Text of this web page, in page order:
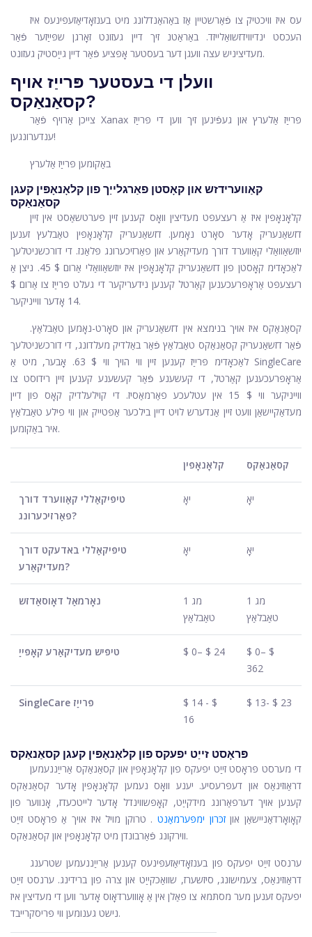
עס איז וויכטיק צו פֿאַרשטיין אַז באַהאַנדלונג מיט בענזאָדיאַזעפּינעס איז
העכסט ינדיווידזשואַלייזד. באַראַטנ זיך דיין געזונט זאָרגן שפּייַזער פֿאַר
מעדיציניש עצה וועגן דער בעסטער אָפּציע פֿאַר דיין גייַסטיק געזונט.
וועלן די בעסטער פּרייַז אויף
קסאַנאַקס?
צייכן אַרויף פֿאַר Xanax פּרייַז אַלערץ און געפֿינען זיך ווען די פּרייַז
ענדערונגען!
באַקומען פּרייַז אַלערץ
קאַווערידזש און קאָסטן פאַרגלייַך פון קלאָנאָפּין קעגן
קסאַנאַקס
קלאָנאָפּין איז אַ רעצעפּט מעדיצין וואָס קענען זיין פּערטשאַסט אין זיין
דזשאַנעריק אָדער סאָרט נאָמען. דזשאַנעריק קלאָנאָפּין טאַבלעץ זענען
יוזשאַוואַלי קאַווערד דורך מעדיקאַרע און פאַרזיכערונג פּלאַנז. די דורכשניטלעך
לאַכאָדימ קאָסטן פון דזשאַנעריק קלאָנאָפּין איז יוזשאַוואַלי אַרום $ 45. ניצן אַ
רעצעפּט אַראָפּרעכענען קאַרטל קענען נידעריקער די געלט פּרייַז צו אַרום $
14 אָדער ווייניקער.
קסאַנאַקס איז אויך בנימצא אין דזשאַנעריק און סאָרט-נאָמען טאַבלאַץ.
פֿאַר דזשאַנעריק קסאַנאַקס טאַבלאַץ פֿאַר באַלדיק מעלדונג, די דורכשניטלעך
לאַכאָדימ פּרייַז קענען זיין ווי הויך ווי $ 63. אָבער, מיט אַ SingleCare
אַראָפּרעכענען קאַרטל, די קעשענע פֿאַר קעשענע קענען זיין רידוסט צו
ווייניקער ווי $ 15 אין עטלעכע פאַרמאַסיז. די קוילעלדיק קאָס פון דיין
מעדאַקיישאַן וועט זיין אַנדערש לויט דיין בילכער אַפּטייק און ווי פילע טאַבלאַץ
איר באַקומען.
קלאָנאָפּין קסאַנאַקס
טיפּיקאַללי קאַווערד דורך
פאַרזיכערונג?
יאָ יאָ
טיפּיקאַללי באדעקט דורך
מעדיקאַרע?
יאָ יאָ
נאָרמאַל דאָוסאַדזש
1 מג
טאַבלאַץ
1 מג
טאַבלאַץ
טיפּיש מעדיקאַרע קאָפּייַ $ 0– $ 24
$ 0– $
362
SingleCare פּרייַז
$ 14 - $
16
$ 13- $ 23
פּראָסט זייַט יפעקס פון קלאָנאָפּין קעגן קסאַנאַקס
די מערסט פּראָסט זייַט יפעקס פון קלאָנאָפּין און קסאַנאַקס אַרייַננעמען
דראַוזינאַס און דעפּרעסיע. יענע וואָס נעמען קלאָנאָפּין אָדער קסאַנאַקס
קענען אויך דערפאַרונג מידקייַט, קאָפּשווינדל אָדער לייטכעדז, אָנווער פון
קאָואָרדאַניישאַן אוןזכּרון ימפּערמאַנט. טרוקן מויל איז אויך אַ פּראָסט זייַט
ווירקונג פֿאַרבונדן מיט קלאָנאָפּין און קסאַנאַקס.
ערנסט זייַט יפעקס פון בענזאָדיאַזעפּינעס קענען אַרייַננעמען שטרענג
דראַוזינאַס, צעמישונג, סיזשערז, שוואַכקייַט און צרה פון ברידינג. ערנסט זייַט
יפעקס זענען מער מסתּמא צו פאַלן אין אַ אָוווערדאָוס אָדער ווען די מעדיצין איז
נישט גענומען ווי פּריסקרייבד.